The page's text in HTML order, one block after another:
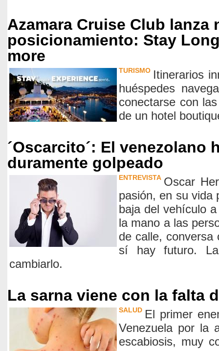
Azamara Cruise Club lanza
posicionamiento: Stay
more
TURISMO Itinerarios
huéspedes
conectarse con
de un hotel
´Oscarcito´: El venezolano
duramente golpeado
ENTREVISTA Oscar
pasión, en su vida
baja del vehículo
la mano a las
de calle, conversa
sí hay futuro.
cambiarlo.
La sarna viene con la falta
SALUD El primer
Venezuela por la
escabiosis, muy